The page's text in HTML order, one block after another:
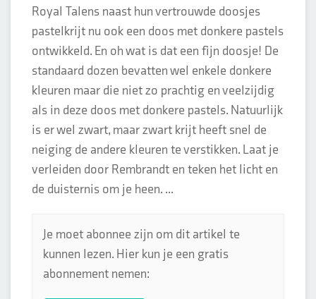
Royal Talens naast hun vertrouwde doosjes
pastelkrijt nu ook een doos met donkere pastels
ontwikkeld. En oh wat is dat een fijn doosje! De
standaard dozen bevatten wel enkele donkere
kleuren maar die niet zo prachtig en veelzijdig
als in deze doos met donkere pastels. Natuurlijk
is er wel zwart, maar zwart krijt heeft snel de
neiging de andere kleuren te verstikken. Laat je
verleiden door Rembrandt en teken het licht en
de duisternis om je heen. ...
Je moet abonnee zijn om dit artikel te
kunnen lezen. Hier kun je een gratis
abonnement nemen: